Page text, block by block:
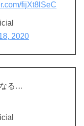
fijXt8lSeC
2020
る…